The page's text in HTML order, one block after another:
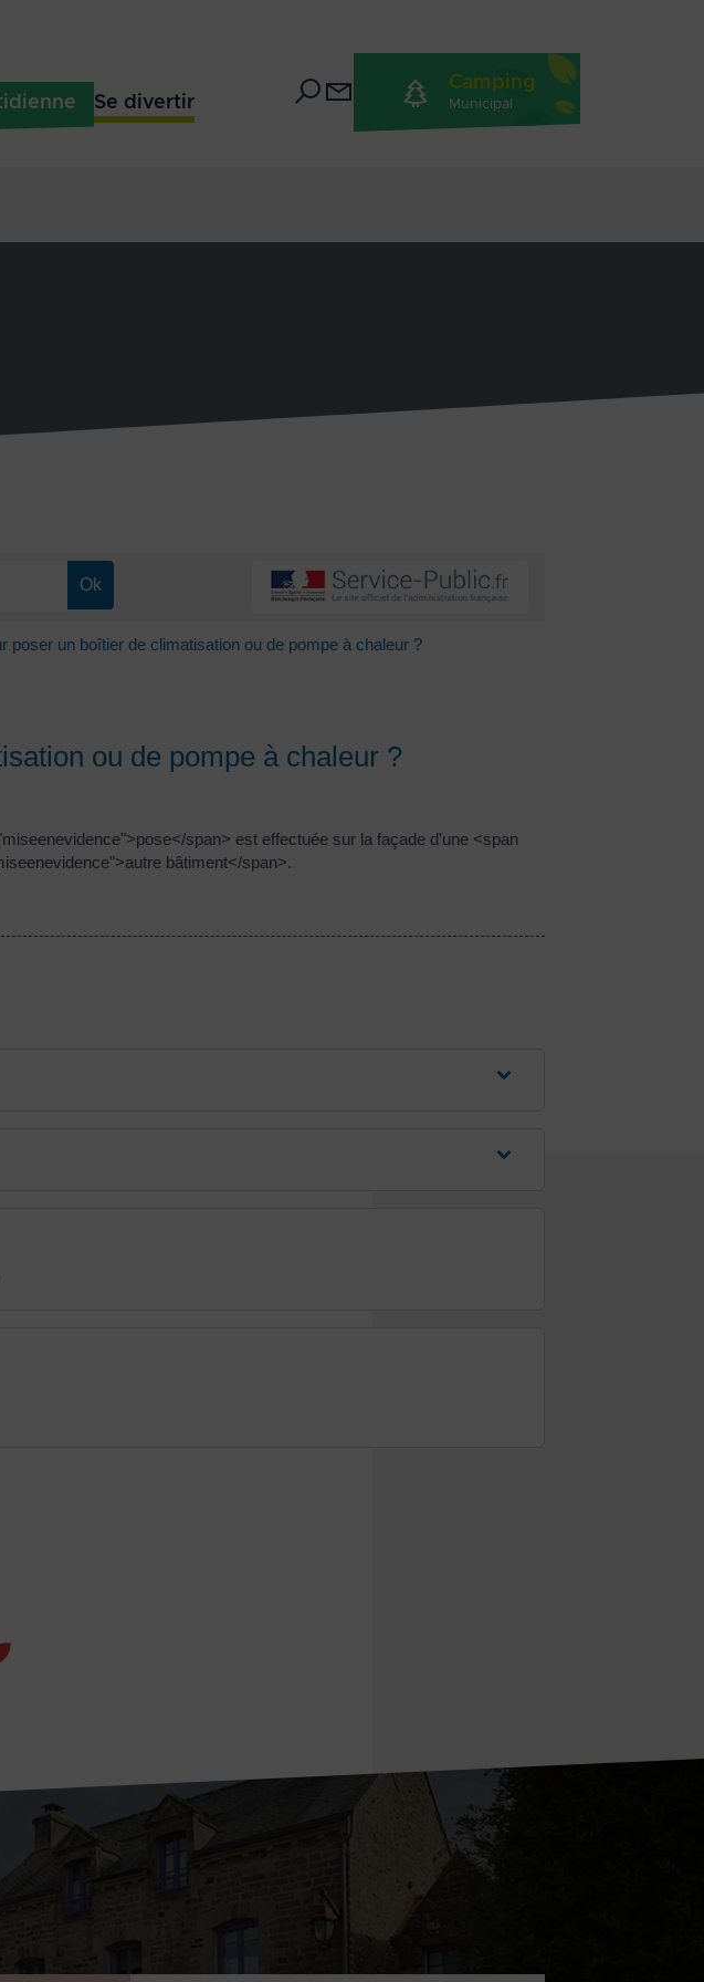
Se divertir
Camping
Municipal
poser un boîtier de climatisation ou de pompe à chaleur ?
ou de pompe à chaleur ?
span> est effectuée sur la façade d'une <span
bâtiment</span>.